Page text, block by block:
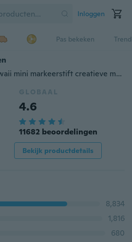
Inloggen
Pas bekeken
6 stks / partij leuke kawaii mini markeerstift creatieve mooie pil vorm gel pen voor kids koreaanse briefpapier
GLOBAAL
4.6
11682 beoordelingen
Bekijk productdetails
8,834
1,816
680